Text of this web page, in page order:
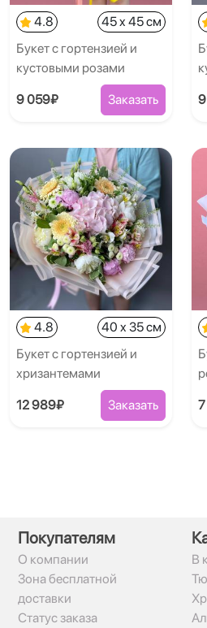
4.8
45 x 45 см
Букет с гортензией и
кустовыми розами
9 059₽ Заказать
4.8
40 x 35 см
Букет с гортензией и
хризантемами
12 989₽ Заказать
Покупателям
О компании
Зона бесплатной
доставки
Статус заказа
В